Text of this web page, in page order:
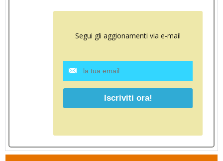
Segui gli aggionamenti via e-mail